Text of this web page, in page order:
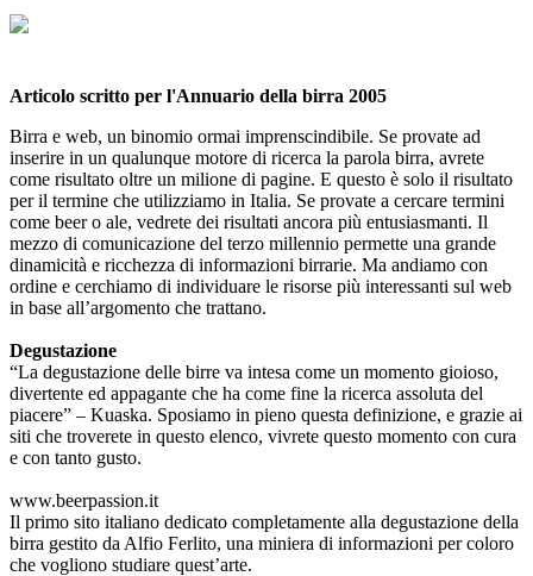
Articolo scritto per l'Annuario della birra 2005
Birra e web, un binomio ormai imprenscindibile. Se provate ad
inserire in un qualunque motore di ricerca la parola birra, avrete
come risultato oltre un milione di pagine. E questo è solo il risultato
per il termine che utilizziamo in Italia. Se provate a cercare termini
come beer o ale, vedrete dei risultati ancora più entusiasmanti. Il
mezzo di comunicazione del terzo millennio permette una grande
dinamicità e ricchezza di informazioni birrarie. Ma andiamo con
ordine e cerchiamo di individuare le risorse più interessanti sul web
in base all’argomento che trattano.
Degustazione
“La degustazione delle birre va intesa come un momento gioioso,
divertente ed appagante che ha come fine la ricerca assoluta del
piacere” – Kuaska. Sposiamo in pieno questa definizione, e grazie ai
siti che troverete in questo elenco, vivrete questo momento con cura
e con tanto gusto.
www.beerpassion.it
Il primo sito italiano dedicato completamente alla degustazione della
birra gestito da Alfio Ferlito, una miniera di informazioni per coloro
che vogliono studiare quest’arte.